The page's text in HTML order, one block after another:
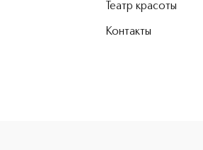
Театр красоты
Контакты